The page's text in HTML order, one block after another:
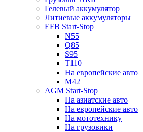
Гелевый аккумулятор
Литиевые аккумуляторы
EFB Start-Stop
N55
Q85
S95
T110
На европейские авто
M42
AGM Start-Stop
На азиатские авто
На европейские авто
На мототехнику
На грузовики